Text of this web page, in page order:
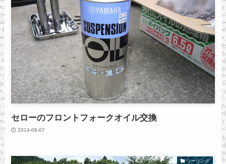
セローのフロントフォークオイル交換
2014-09-07
ツーリング